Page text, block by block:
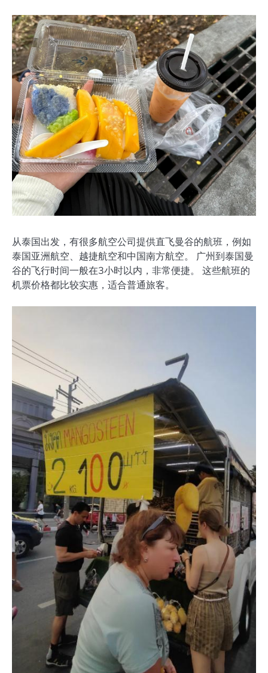
从泰国出发，有很多航空公司提供直飞曼谷的航班，例如
泰国亚洲航空、越捷航空和中国南方航空。 广州到泰国曼
谷的飞行时间一般在3小时以内，非常便捷。 这些航班的
机票价格都比较实惠，适合普通旅客。